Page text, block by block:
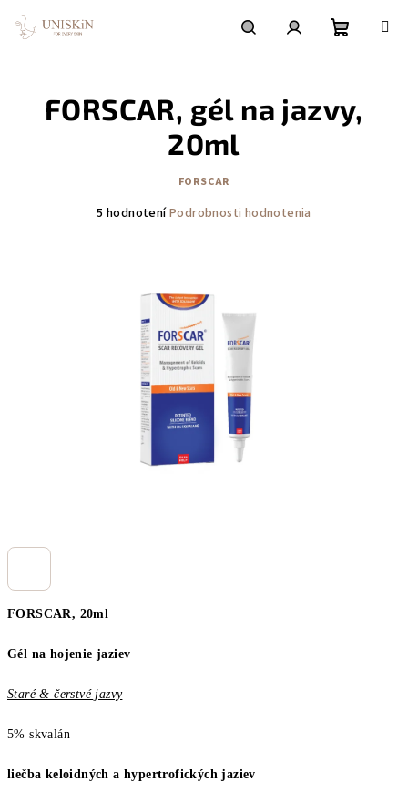
obsah
košík
FORSCAR, 20ml
Gél na hojenie jaziev
Staré & čerstvé jazvy
5% skvalán
liečba keloidných a hypertrofických jaziev
FORSCAR, gél na jazvy,
20ml
FORSCAR
Priemerné
hviezdičiek.
5 hodnoteníPodrobnosti hodnotenia